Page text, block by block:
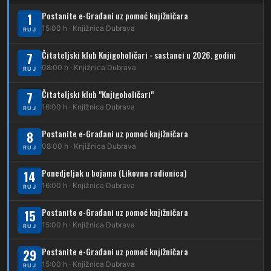
Dubrava – Trnovčica – Dubec
230 Dubrava – Granešinski Novaki
232 Dubrava – Jazbina
269
DUBEC
212
223 Dubec – Trnovčica – Dubrava
224 Dubec – Novoselec
261 Dubec – Sesvete – Goranec
262 Dubec – Sesvete – Planina Donja
1
RUJ
Postanite e-Građani uz pomoć knjižničara
15:00 h · Knjižnica Dubrava
7
RUJ
Čitateljski klub Knjigoholičari - sastanci u 2026. godini
08:00 h · Knjižnica Dubrava
7
RUJ
Čitateljski klub "Knjigoholičari"
16:00 h · Knjižnica Dubrava
8
RUJ
Postanite e-Građani uz pomoć knjižničara
08:00 h · Knjižnica Dubrava
14
RUJ
Ponedjeljak u bojama (Likovna radionica)
16:00 h · Knjižnica Dubrava
15
RUJ
Postanite e-Građani uz pomoć knjižničara
15:00 h · Knjižnica Dubrava
29
RUJ
Postanite e-Građani uz pomoć knjižničara
15:00 h · Knjižnica Dubrava